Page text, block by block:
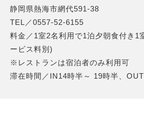
静岡県熱海市網代591-38
TEL／0557-52-6155
料金／1室2名利用で1泊夕朝食付き1
ービス料別)
※レストランは宿泊者のみ利用可
滞在時間／IN14時半～ 19時半、